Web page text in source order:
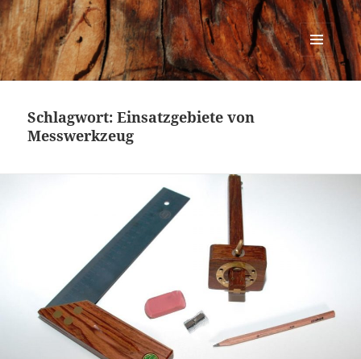
Urban Woodworking
MENÜ
UND
Schlagwort:Einsatzgebiete von
Messwerkzeug